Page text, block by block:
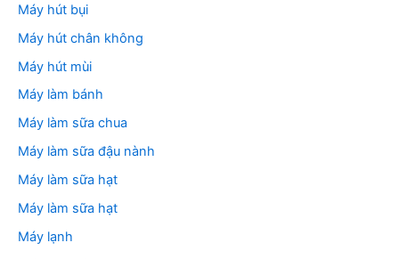
Máy hút bụi
Máy hút chân không
Máy hút mùi
Máy làm bánh
Máy làm sữa chua
Máy làm sữa đậu nành
Máy làm sữa hạt
Máy làm sữa hạt
Máy lạnh